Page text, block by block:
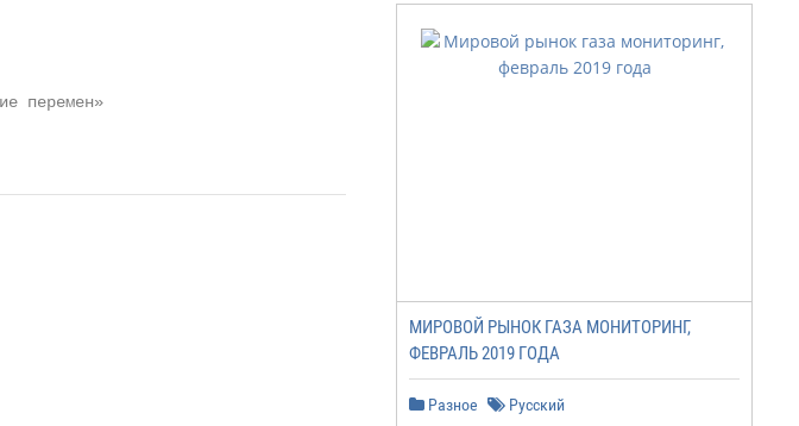
перемен»
МИРОВОЙ РЫНОК ГАЗА МОНИТОРИНГ,
ФЕВРАЛЬ 2019 ГОДА
Разное Русский